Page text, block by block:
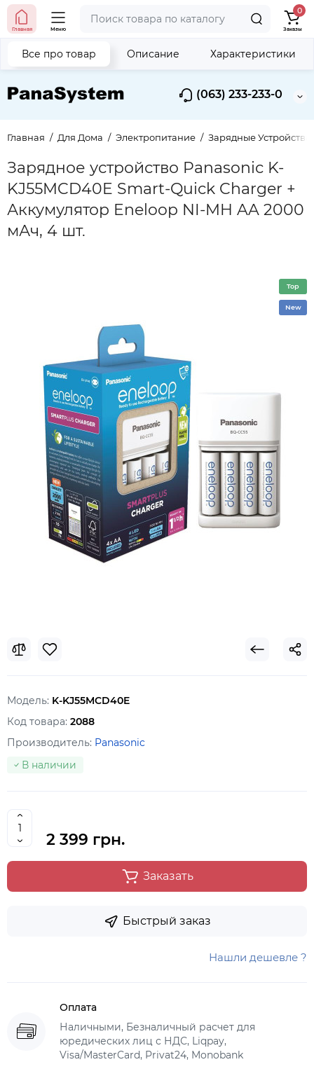
(063) 233-233-0
Главная Меню
0
Заказы
Главная Для Дома Электропитание Зарядные Устройства
Зарядное устройство Panasonic K-
KJ55MCD40E Smart-Quick Charger +
Аккумулятор Eneloop NI-MH AA 2000
мАч, 4 шт.
Все про товар Описание Характеристики
Top
New
Модель: K-KJ55MCD40E
Код товара: 2088
Производитель: Panasonic
В наличии
2 399 грн.
Заказать
Быстрый заказ
Нашли дешевле ?
Оплата
Наличными, Безналичный расчет для
юредических лиц с НДС, Liqpay,
Visa/MasterCard, Privat24, Monobank